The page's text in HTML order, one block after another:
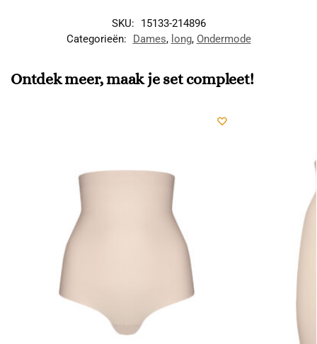
SKU:
15133-214896
Categorieën:
Dames, long, Ondermode
Ontdek meer, maak je set compleet!